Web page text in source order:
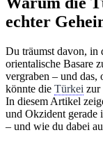
echter
Du träumst davon, in
orientalische Basare
vergraben – und das,
könnte die Türkei zur
In diesem Artikel
und Okzident gerade
– und wie du dabei